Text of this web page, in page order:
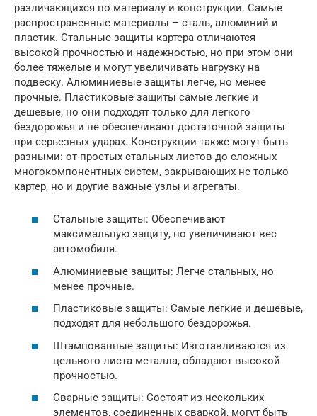
различающихся по материалу и конструкции. Самые
распространенные материалы – сталь, алюминий и
пластик. Стальные защиты картера отличаются
высокой прочностью и надежностью, но при этом они
более тяжелые и могут увеличивать нагрузку на
подвеску. Алюминиевые защиты легче, но менее
прочные. Пластиковые защиты самые легкие и
дешевые, но они подходят только для легкого
бездорожья и не обеспечивают достаточной защиты
при серьезных ударах. Конструкции также могут быть
разными: от простых стальных листов до сложных
многокомпонентных систем, закрывающих не только
картер, но и другие важные узлы и агрегаты.
Стальные защиты: Обеспечивают
максимальную защиту, но увеличивают вес
автомобиля.
Алюминиевые защиты: Легче стальных, но
менее прочные.
Пластиковые защиты: Самые легкие и дешевые,
подходят для небольшого бездорожья.
Штампованные защиты: Изготавливаются из
цельного листа металла, обладают высокой
прочностью.
Сварные защиты: Состоят из нескольких
элементов, соединенных сваркой, могут быть